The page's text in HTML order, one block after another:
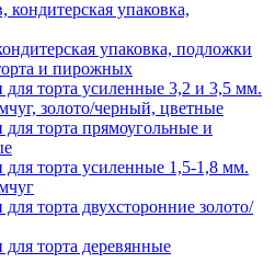
упаковка, подложки
и пирожных
торта усиленные 3,2 и 3,5 мм.
золото/черный, цветные
торта прямоугольные и
торта усиленные 1,5-1,8 мм.
торта двухсторонние золото/
торта деревянные